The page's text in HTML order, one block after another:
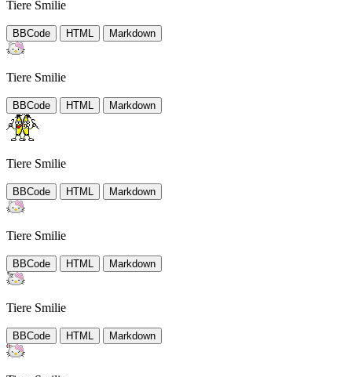
Tiere Smilie
BBCode HTML Markdown
Tiere Smilie
BBCode HTML Markdown
Tiere Smilie
BBCode HTML Markdown
Tiere Smilie
BBCode HTML Markdown
Tiere Smilie
BBCode HTML Markdown